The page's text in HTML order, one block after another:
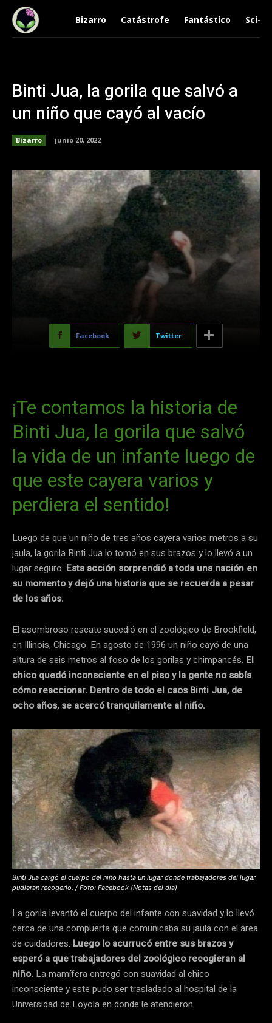
Bizarro Catástrofe Fantástico Sci-Fi
Binti Jua, la gorila que salvó a
un niño que cayó al vacío
Bizarro junio 20, 2022
Facebook Twitter
¡Te contamos la historia de
Binti Jua, la gorila que salvó
la vida de un infante luego de
que este cayera varios y
perdiera el sentido!
Luego de que un niño de tres años cayera varios metros a su
jaula, la gorila Binti Jua lo tomó en sus brazos y lo llevó a un
lugar seguro. Esta acción sorprendió a toda una nación en
su momento y dejó una historia que se recuerda a pesar
de los años.
El asombroso rescate sucedió en el zoológico de Brookfield,
en Illinois, Chicago. En agosto de 1996 un niño cayó de una
altura de seis metros al foso de los gorilas y chimpancés. El
chico quedó inconsciente en el piso y la gente no sabía
cómo reaccionar. Dentro de todo el caos Binti Jua, de
ocho años, se acercó tranquilamente al niño.
Binti Jua cargó el cuerpo del niño hasta un lugar donde trabajadores del lugar
pudieran recogerlo. / Foto: Facebook (Notas del día)
La gorila levantó el cuerpo del infante con suavidad y lo llevó
cerca de una compuerta que comunicaba su jaula con el área
de cuidadores. Luego lo acurrucó entre sus brazos y
esperó a que trabajadores del zoológico recogieran al
niño. La mamífera entregó con suavidad al chico
inconsciente y este pudo ser trasladado al hospital de la
Universidad de Loyola en donde le atendieron.